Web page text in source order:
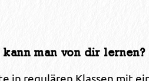
man von dir lernen?